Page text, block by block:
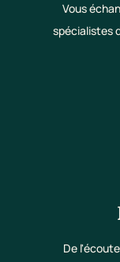
Vous
spécialistes
De